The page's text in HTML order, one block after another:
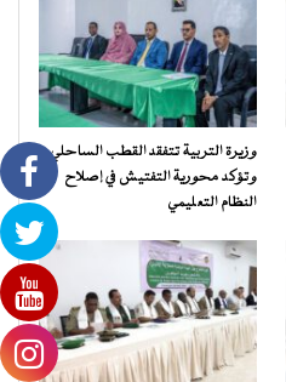
وزيرة التربية تتفقد القطب الساحلي
وتؤكد محورية التفتيش في إصلاح
النظام التعليمي